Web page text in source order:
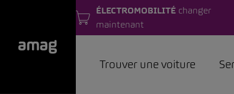
ÉLECTROMOBILITÉ changer
maintenant
Trouver une voiture